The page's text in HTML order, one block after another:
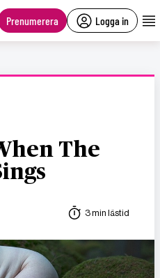
Prenumerera Logga in
The
3 min lästid